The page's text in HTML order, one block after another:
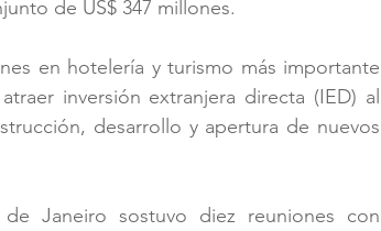
de US$ 347 millones.
en hotelería y turismo más importante
inversión extranjera directa (IED) al
desarrollo y apertura de nuevos
Janeiro sostuvo diez reuniones con